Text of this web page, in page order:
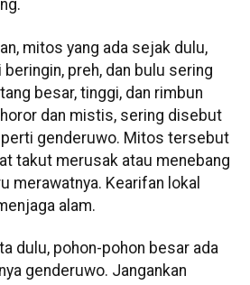
mitos yang ada sejak dulu,
preh, dan bulu sering
besar, tinggi, dan rimbun
dan mistis, sering disebut
genderuwo. Mitos tersebut
takut merusak atau menebang
merawatnya. Kearifan lokal
alam.
dulu, pohon-pohon besar ada
genderuwo. Jangankan